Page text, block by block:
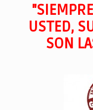
USTED,
SON